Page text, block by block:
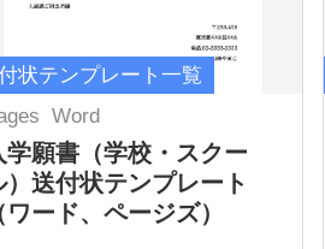
状テンプレート一覧
Word
学願書（学校・スクー
）送付状テンプレート
ワード、ページズ）